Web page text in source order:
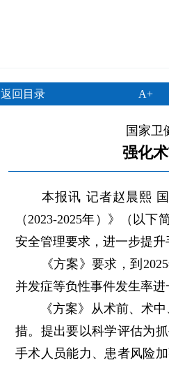
返回目录 A+
国家卫
强化
本报讯 记者赵晨熙 国
（2023-2025年）》（以
安全管理要求，进一步提升
《方案》要求，到2025
并发症等负性事件发生率进
《方案》从术前、术中
措。提出要以科学评估为
手术人员能力、患者风险